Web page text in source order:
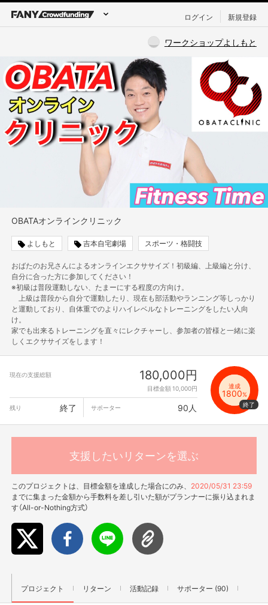
ログイン 新規登録
ワークショップよしもと
OBATAオンラインクリニック
よしもと 吉本自宅劇場 スポーツ・格闘技
おばたのお兄さんによるオンラインエクササイズ！初級編、上級編と分け、
自分に合った方に参加してください！
※初級は普段運動しない、たまーにする程度の方向け。
上級は普段から自分で運動したり、現在も部活動やランニング等しっかり
と運動しており、自体重でのよりハイレベルなトレーニングをしたい人向
け。
家でも出来るトレーニングを直々にレクチャーし、参加者の皆様と一緒に楽
しくエクササイズをします！
現在の支援総額 180,000円
目標金額 10,000円 達成
1800%
残り
終了 サポーター 90人
支援したいリターンを選ぶ
このプロジェクトは、目標金額を達成した場合にのみ、 2020/05/31 23:59
までに集まった金額から手数料を差し引いた額がプランナーに振り込まれま
す（All-or-Nothing方式）
プロジェクト リターン 活動記録 サポーター (90)